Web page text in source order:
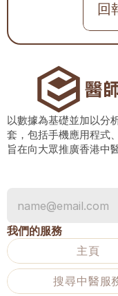
回
以數據為基礎並加以分
套，包括手機應用程式
旨在向大眾推廣香港中
我們的服務
主頁
搜尋中醫服